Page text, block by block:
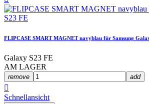
FLIPCASE SMART MAGNET navyblau für Samsung
Galaxy S23 FE
AM LAGER
remove add

Schnellansicht